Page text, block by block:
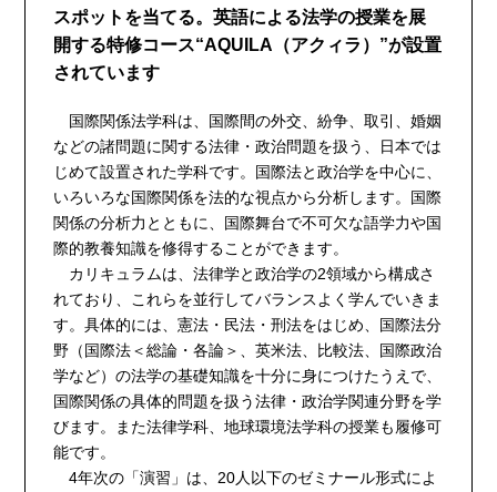
スポットを当てる。英語による法学の授業を展
開する特修コース“AQUILA（アクィラ）”が設置
されています
国際関係法学科は、国際間の外交、紛争、取引、婚姻
などの諸問題に関する法律・政治問題を扱う、日本では
じめて設置された学科です。国際法と政治学を中心に、
いろいろな国際関係を法的な視点から分析します。国際
関係の分析力とともに、国際舞台で不可欠な語学力や国
際的教養知識を修得することができます。
カリキュラムは、法律学と政治学の2領域から構成さ
れており、これらを並行してバランスよく学んでいきま
す。具体的には、憲法・民法・刑法をはじめ、国際法分
野（国際法＜総論・各論＞、英米法、比較法、国際政治
学など）の法学の基礎知識を十分に身につけたうえで、
国際関係の具体的問題を扱う法律・政治学関連分野を学
びます。また法律学科、地球環境法学科の授業も履修可
能です。
4年次の「演習」は、20人以下のゼミナール形式によ